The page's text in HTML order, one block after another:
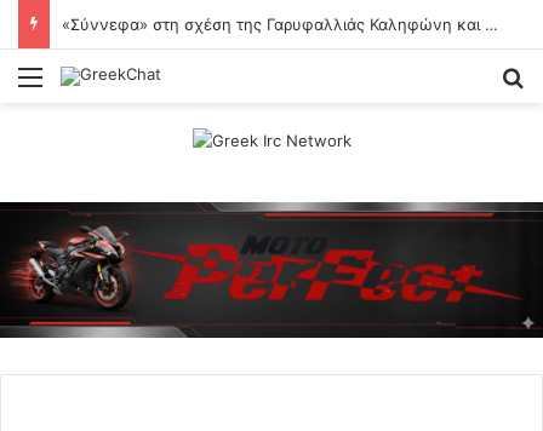
«Σύννεφα» στη σχέση της Γαρυφαλλιάς Καληφώνη και του Χρήστου Μάστορα;
Menu